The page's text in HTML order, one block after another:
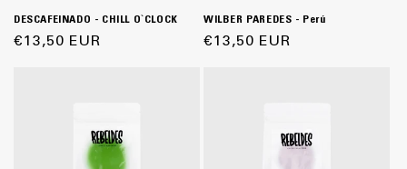
DESCAFEINADO - CHILL O`CLOCK
Precio
€13,50 EUR
WILBER PAREDES - Perú
Precio
€13,50 EUR